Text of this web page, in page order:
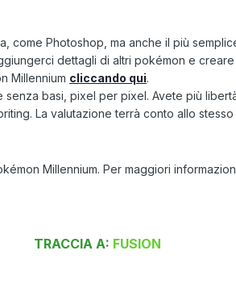
come Photoshop, ma anche il più
dettagli di altri pokémon e
Millennium cliccando qui.
basi, pixel per pixel. Avete più
La valutazione terrà conto allo
Millennium. Per maggiori
TRACCIA A: FUSION